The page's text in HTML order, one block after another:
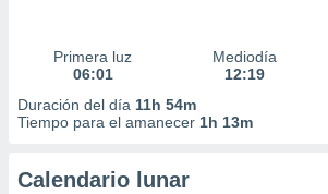
Primera luz
06:01
Mediodía
12:19
Duración del día 11h 54m
Tiempo para el amanecer 1h 13m
Calendario lunar